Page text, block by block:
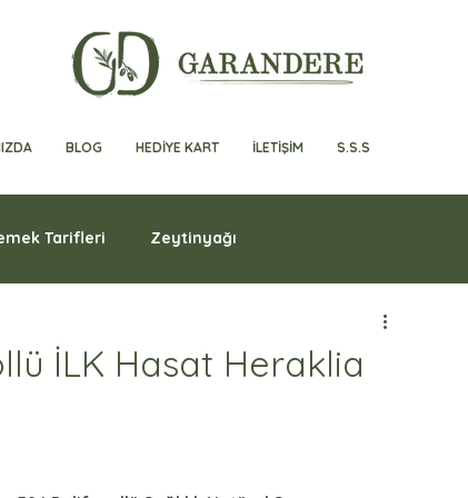
BLOG HEDİYE KART İLETİŞİM S.S.S
Tarifleri Zeytinyağı
İLK Hasat Heraklia